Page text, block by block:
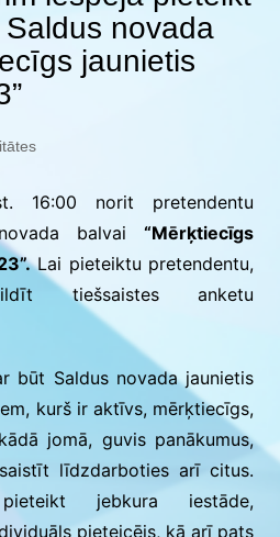
novada
jaunietis
16:00 norit pretendentu
novada balvai“Mērķtiecīgs
Lai pieteiktu pretendentu,
tiešsaistes anketu
būt Saldus novada jaunietis
kurš ir aktīvs, mērķtiecīgs,
jomā, guvis panākumus,
līdzdarboties arī citus.
jebkura iestāde,
pieteicējs, kā arī pats